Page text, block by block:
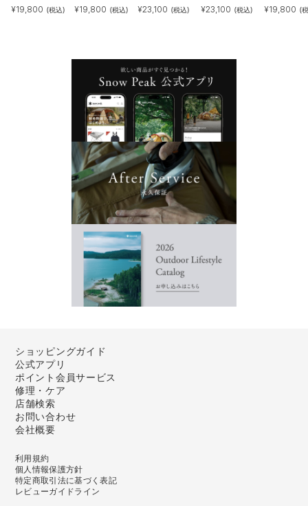
¥19,800 (税込) ¥19,800 (税込) ¥23,100 (税込) ¥23,100 (税込) ¥19,800 (
ショッピングガイド
公式アプリ
ポイント会員サービス
修理・ケア
店舗検索
お問い合わせ
会社概要
利用規約
個人情報保護方針
特定商取引法に基づく表記
レビューガイドライン